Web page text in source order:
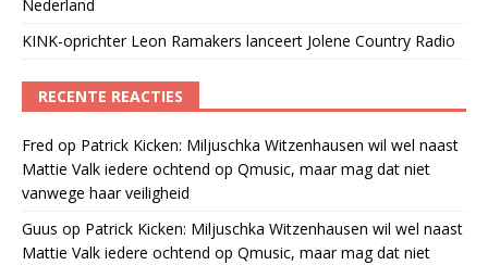
Nederland
KINK-oprichter Leon Ramakers lanceert Jolene Country Radio
RECENTE REACTIES
Fred op Patrick Kicken: Miljuschka Witzenhausen wil wel naast
Mattie Valk iedere ochtend op Qmusic, maar mag dat niet
vanwege haar veiligheid
Guus op Patrick Kicken: Miljuschka Witzenhausen wil wel naast
Mattie Valk iedere ochtend op Qmusic, maar mag dat niet